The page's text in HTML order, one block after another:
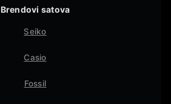
Brendovi satova
Seiko
Casio
Fossil